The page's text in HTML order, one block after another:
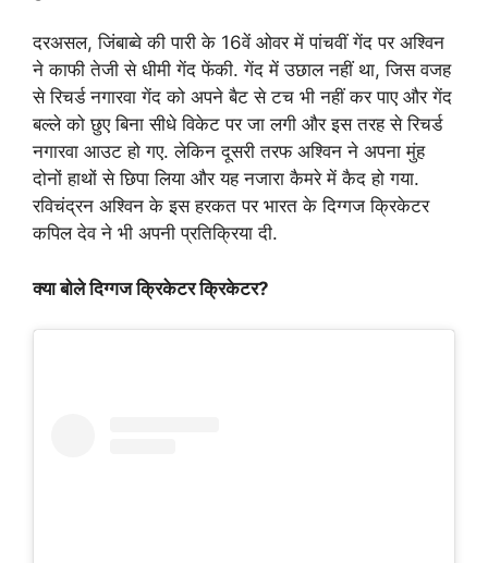
दरअसल, जिंबाब्वे की पारी के 16वें ओवर में पांचवीं गेंद पर अश्विन
ने काफी तेजी से धीमी गेंद फेंकी. गेंद में उछाल नहीं था, जिस वजह
से रिचर्ड नगारवा गेंद को अपने बैट से टच भी नहीं कर पाए और गेंद
बल्ले को छुए बिना सीधे विकेट पर जा लगी और इस तरह से रिचर्ड
नगारवा आउट हो गए. लेकिन दूसरी तरफ अश्विन ने अपना मुंह
दोनों हाथों से छिपा लिया और यह नजारा कैमरे में कैद हो गया.
रविचंद्रन अश्विन के इस हरकत पर भारत के दिग्गज क्रिकेटर
कपिल देव ने भी अपनी प्रतिक्रिया दी.
क्या बोले दिग्गज क्रिकेटर क्रिकेटर?